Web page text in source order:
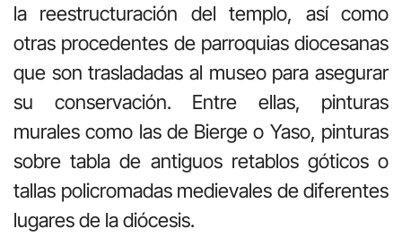
la reestructuración del templo, así como
otras procedentes de parroquias diocesanas
que son trasladadas al museo para asegurar
su conservación. Entre ellas, pinturas
murales como las de Bierge o Yaso, pinturas
sobre tabla de antiguos retablos góticos o
tallas policromadas medievales de diferentes
lugares de la diócesis.